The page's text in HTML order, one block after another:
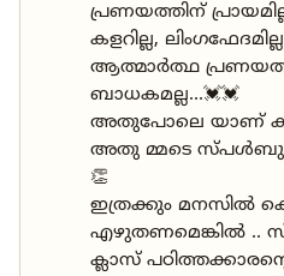
പ്രണയത്തിന്
കളറില്ല,
ആത്മാർത്ഥ
ബാധകമല്ല...💓💓
അതുപോലെ യാണ്
അതു മ്മടെ സ്പൾബു
👏
ഇത്രക്കും മനസിൽ
എഴുതണമെങ്കിൽ ..
ക്ലാസ്